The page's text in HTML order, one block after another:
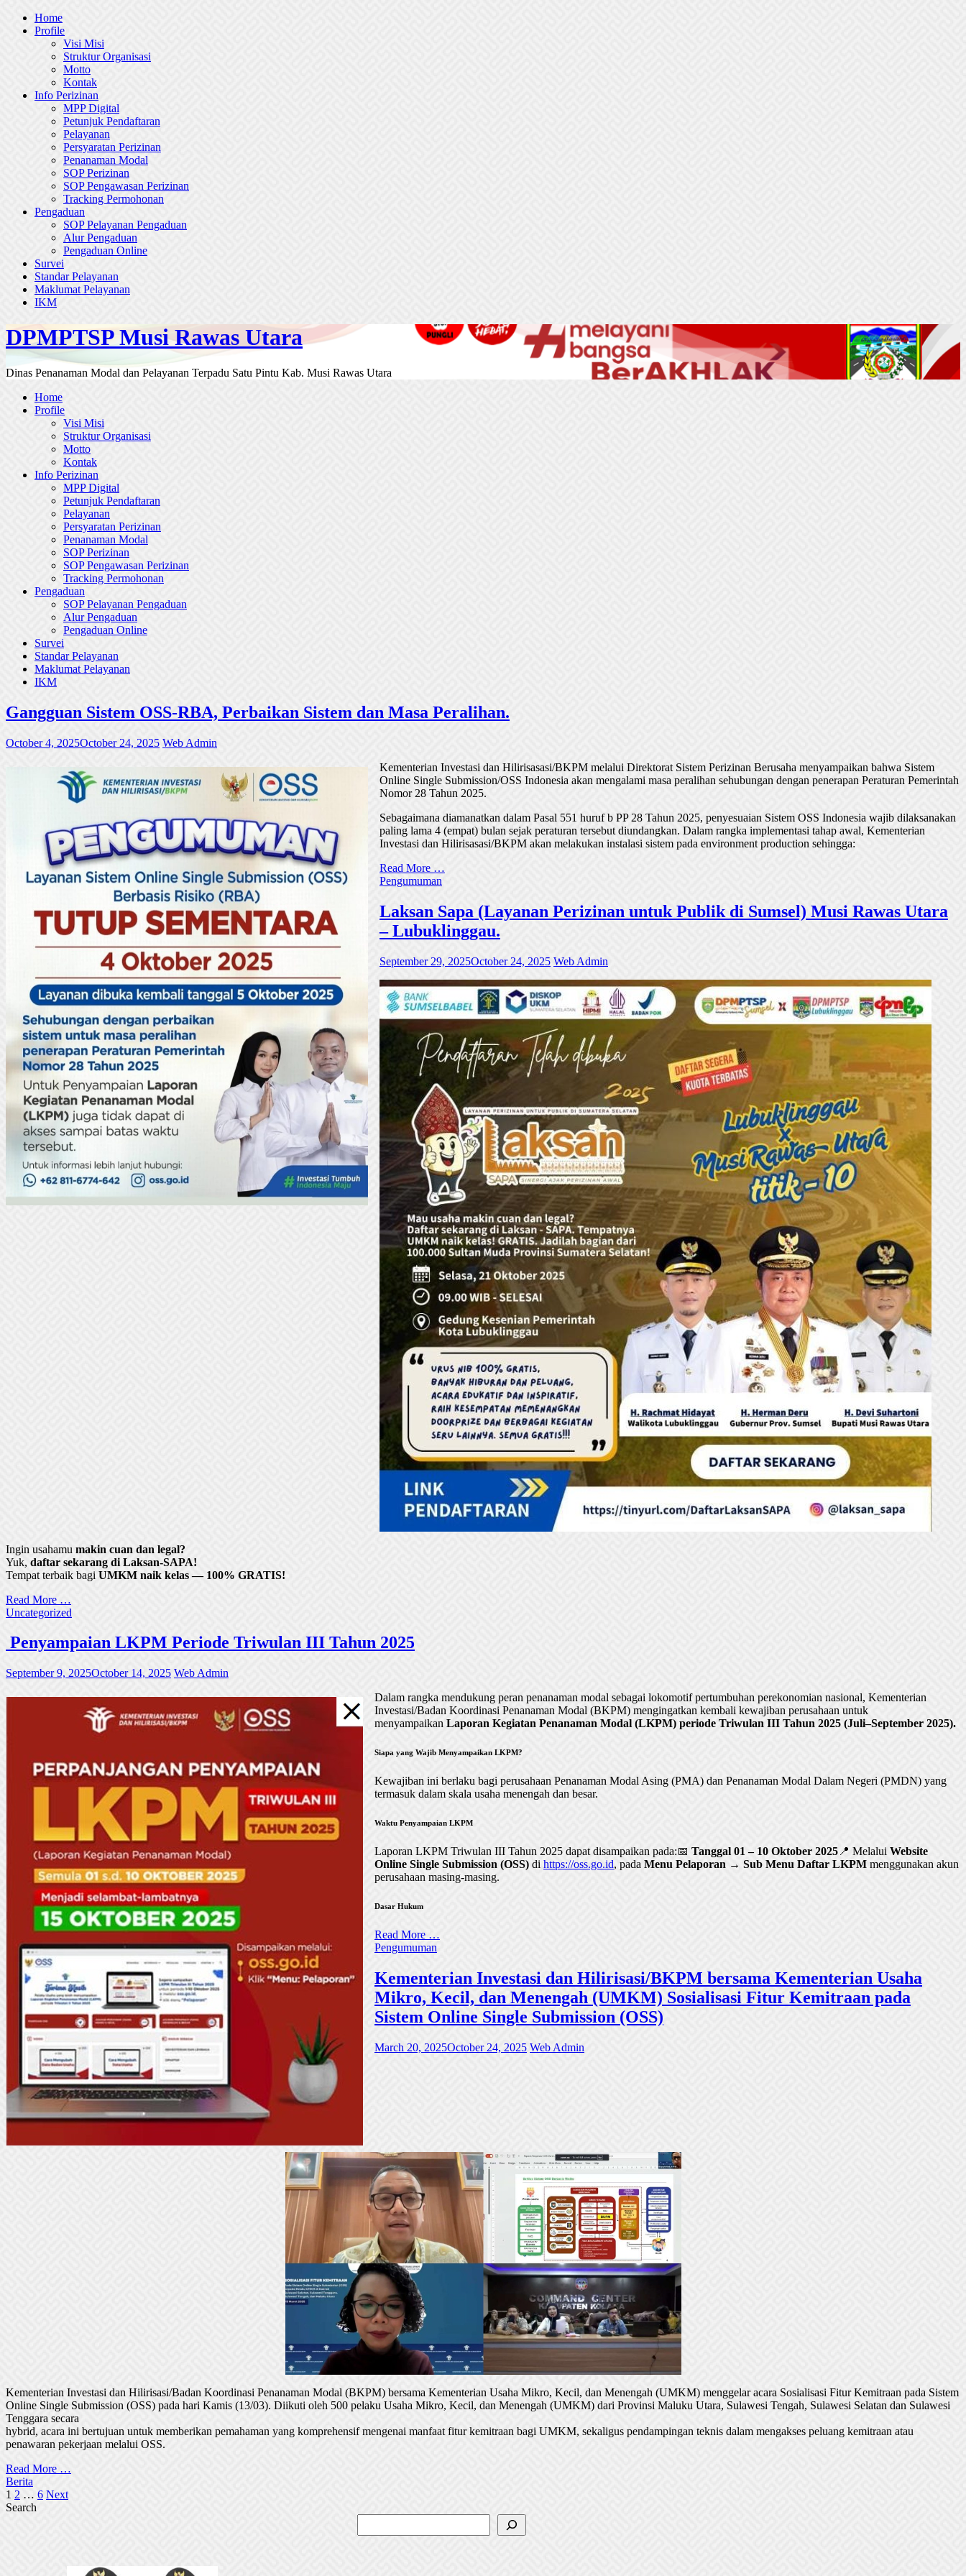
Skip
Home
Profile
Visi Misi
Struktur Organisasi
Motto
Kontak
Info Perizinan
MPP Digital
Petunjuk Pendaftaran
Pelayanan
Persyaratan Perizinan
Penanaman Modal
SOP Perizinan
SOP Pengawasan Perizinan
Tracking Permohonan
Pengaduan
SOP Pelayanan Pengaduan
Alur Pengaduan
Pengaduan Online
Survei
Standar Pelayanan
Maklumat Pelayanan
IKM
DPMPTSP Musi Rawas Utara
Dinas Penanaman Modal dan Pelayanan Terpadu Satu Pintu Kab. Musi Rawas Utara
Home
Profile
Visi Misi
Struktur Organisasi
Motto
Kontak
Info Perizinan
MPP Digital
Petunjuk Pendaftaran
Pelayanan
Persyaratan Perizinan
Penanaman Modal
SOP Perizinan
SOP Pengawasan Perizinan
Tracking Permohonan
Pengaduan
SOP Pelayanan Pengaduan
Alur Pengaduan
Pengaduan Online
Survei
Standar Pelayanan
Maklumat Pelayanan
IKM
Gangguan Sistem OSS-RBA, Perbaikan Sistem dan Masa Peralihan.
October 4, 2025October 24, 2025 Web Admin
Kementerian Investasi dan Hilirisasasi/BKPM melalui Direktorat Sistem Perizinan Berusaha menyampaikan bahwa Sistem
Online Single Submission/OSS Indonesia akan mengalami masa peralihan sehubungan dengan penerapan Peraturan Pemerintah
Nomor 28 Tahun 2025.
Sebagaimana diamanatkan dalam Pasal 551 huruf b PP 28 Tahun 2025, penyesuaian Sistem OSS Indonesia wajib dilaksanakan
paling lama 4 (empat) bulan sejak peraturan tersebut diundangkan. Dalam rangka implementasi tahap awal, Kementerian
Investasi dan Hilirisasasi/BKPM akan melakukan instalasi sistem pada environment production sehingga:
Read More …
Pengumuman
Laksan Sapa (Layanan Perizinan untuk Publik di Sumsel) Musi Rawas Utara
– Lubuklinggau.
September 29, 2025October 24, 2025 Web Admin
Ingin usahamu makin cuan dan legal?
Yuk, daftar sekarang di Laksan-SAPA!
Tempat terbaik bagi UMKM naik kelas — 100% GRATIS!
Read More …
Uncategorized
Penyampaian LKPM Periode Triwulan III Tahun 2025
September 9, 2025October 14, 2025 Web Admin
Dalam rangka mendukung peran penanaman modal sebagai lokomotif pertumbuhan perekonomian nasional, Kementerian
Investasi/Badan Koordinasi Penanaman Modal (BKPM) mengingatkan kembali kewajiban perusahaan untuk
menyampaikan Laporan Kegiatan Penanaman Modal (LKPM) periode Triwulan III Tahun 2025 (Juli–September 2025).
Siapa yang Wajib Menyampaikan LKPM?
Kewajiban ini berlaku bagi perusahaan Penanaman Modal Asing (PMA) dan Penanaman Modal Dalam Negeri (PMDN) yang
termasuk dalam skala usaha menengah dan besar.
Waktu Penyampaian LKPM
Laporan LKPM Triwulan III Tahun 2025 dapat disampaikan pada:📅 Tanggal 01 – 10 Oktober 2025 📍 Melalui Website
Online Single Submission (OSS) di https://oss.go.id, pada Menu Pelaporan → Sub Menu Daftar LKPM menggunakan akun
perusahaan masing-masing.
Dasar Hukum
Read More …
Pengumuman
Kementerian Investasi dan Hilirisasi/BKPM bersama Kementerian Usaha
Mikro, Kecil, dan Menengah (UMKM) Sosialisasi Fitur Kemitraan pada
Sistem Online Single Submission (OSS)
March 20, 2025October 24, 2025 Web Admin
Kementerian Investasi dan Hilirisasi/Badan Koordinasi Penanaman Modal (BKPM) bersama Kementerian Usaha Mikro, Kecil, dan Menengah (UMKM) menggelar acara Sosialisasi Fitur Kemitraan pada Sistem
Online Single Submission (OSS) pada hari Kamis (13/03). Diikuti oleh 500 pelaku Usaha Mikro, Kecil, dan Menengah (UMKM) dari Provinsi Maluku Utara, Sulawesi Tengah, Sulawesi Selatan dan Sulawesi
Tenggara secara
hybrid, acara ini bertujuan untuk memberikan pemahaman yang komprehensif mengenai manfaat fitur kemitraan bagi UMKM, sekaligus pendampingan teknis dalam mengakses peluang kemitraan atau
penawaran pekerjaan melalui OSS.
Read More …
Berita
Posts
pagination
1 2 … 6 Next
Search